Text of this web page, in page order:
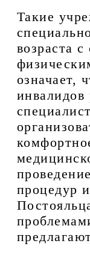
Такие
возраста
означает,
процедур